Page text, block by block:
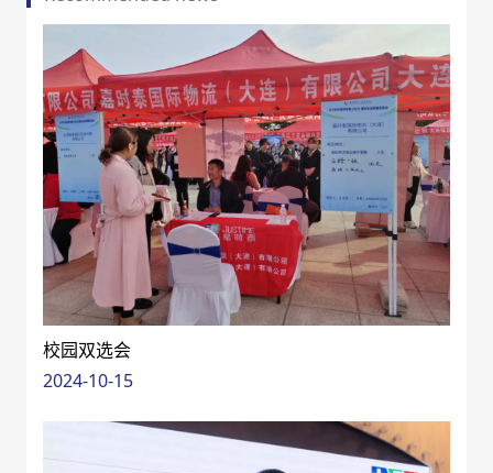
校园双选会
2024-10-15